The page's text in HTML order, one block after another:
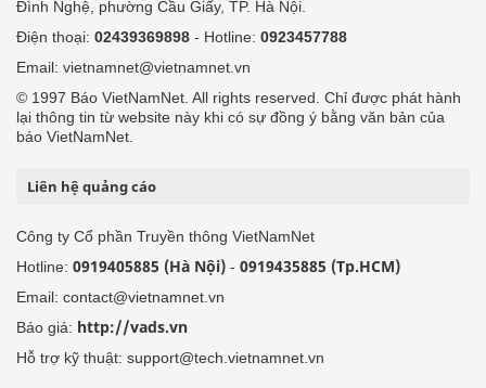
Đình Nghệ, phường Cầu Giấy, TP. Hà Nội.
Điện thoại: 02439369898 - Hotline: 0923457788
Email: vietnamnet@vietnamnet.vn
© 1997 Báo VietNamNet. All rights reserved. Chỉ được phát hành
lại thông tin từ website này khi có sự đồng ý bằng văn bản của
báo VietNamNet.
Liên hệ quảng cáo
Công ty Cổ phần Truyền thông VietNamNet
Hotline: 0919405885 (Hà Nội) - 0919435885 (Tp.HCM)
Email: contact@vietnamnet.vn
Báo giá: http://vads.vn
Hỗ trợ kỹ thuật: support@tech.vietnamnet.vn